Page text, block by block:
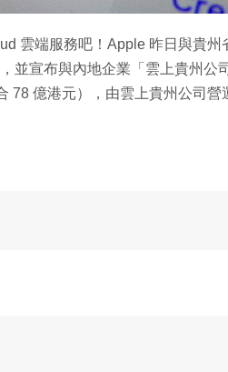
雲端服務吧！Apple 昨日與貴州
並宣布與內地企業「雲上貴州公
78 億港元），由雲上貴州公司營